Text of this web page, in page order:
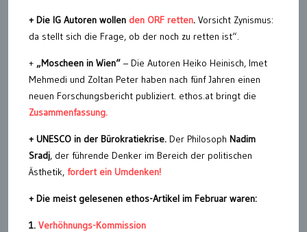
+ Die IG Autoren wollen den ORF retten. Vorsicht Zynismus:
da stellt sich die Frage, ob der noch zu retten ist“.
+ „Moscheen in Wien“ – Die Autoren Heiko Heinisch, Imet
Mehmedi und Zoltan Peter haben nach fünf Jahren einen
neuen Forschungsbericht publiziert. ethos.at bringt die
Zusammenfassung.
+ UNESCO in der Bürokratiekrise. Der Philosoph Nadim
Sradj, der führende Denker im Bereich der politischen
Ästhetik, fordert ein Umdenken!
+ Die meist gelesenen ethos-Artikel im Februar waren:
1. Verhöhnungs-Kommission